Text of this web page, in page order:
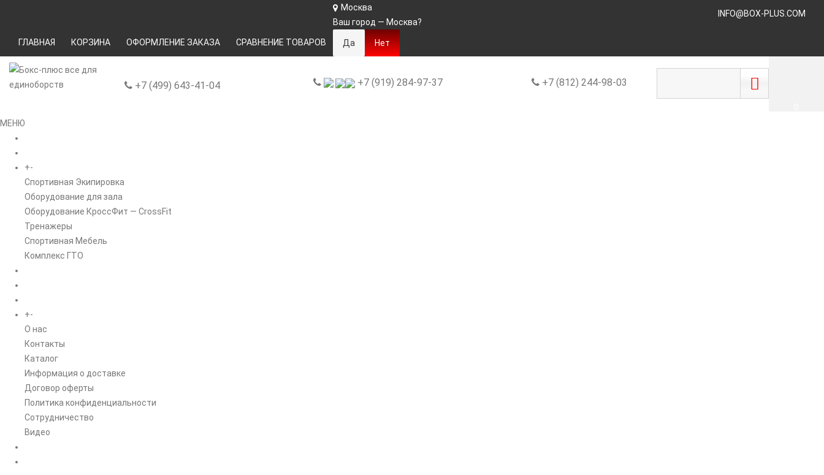
ГЛАВНАЯ КОРЗИНА ОФОРМЛЕНИЕ ЗАКАЗА СРАВНЕНИЕ ТОВАРОВ
Москва
Ваш город — Москва?
INFO@BOX-PLUS.COM
+7 (499) 643-41-04 +7 (919) 284-97-37 +7 (812) 244-98-03
МЕНЮ
+-
Спортивная Экипировка
Оборудование для зала
Оборудование КроссФит — CrossFit
Тренажеры
Спортивная Мебель
Комплекс ГТО
+-
O нас
Контакты
Каталог
Информация о доставке
Договор оферты
Политика конфиденциальности
Сотрудничество
Видео